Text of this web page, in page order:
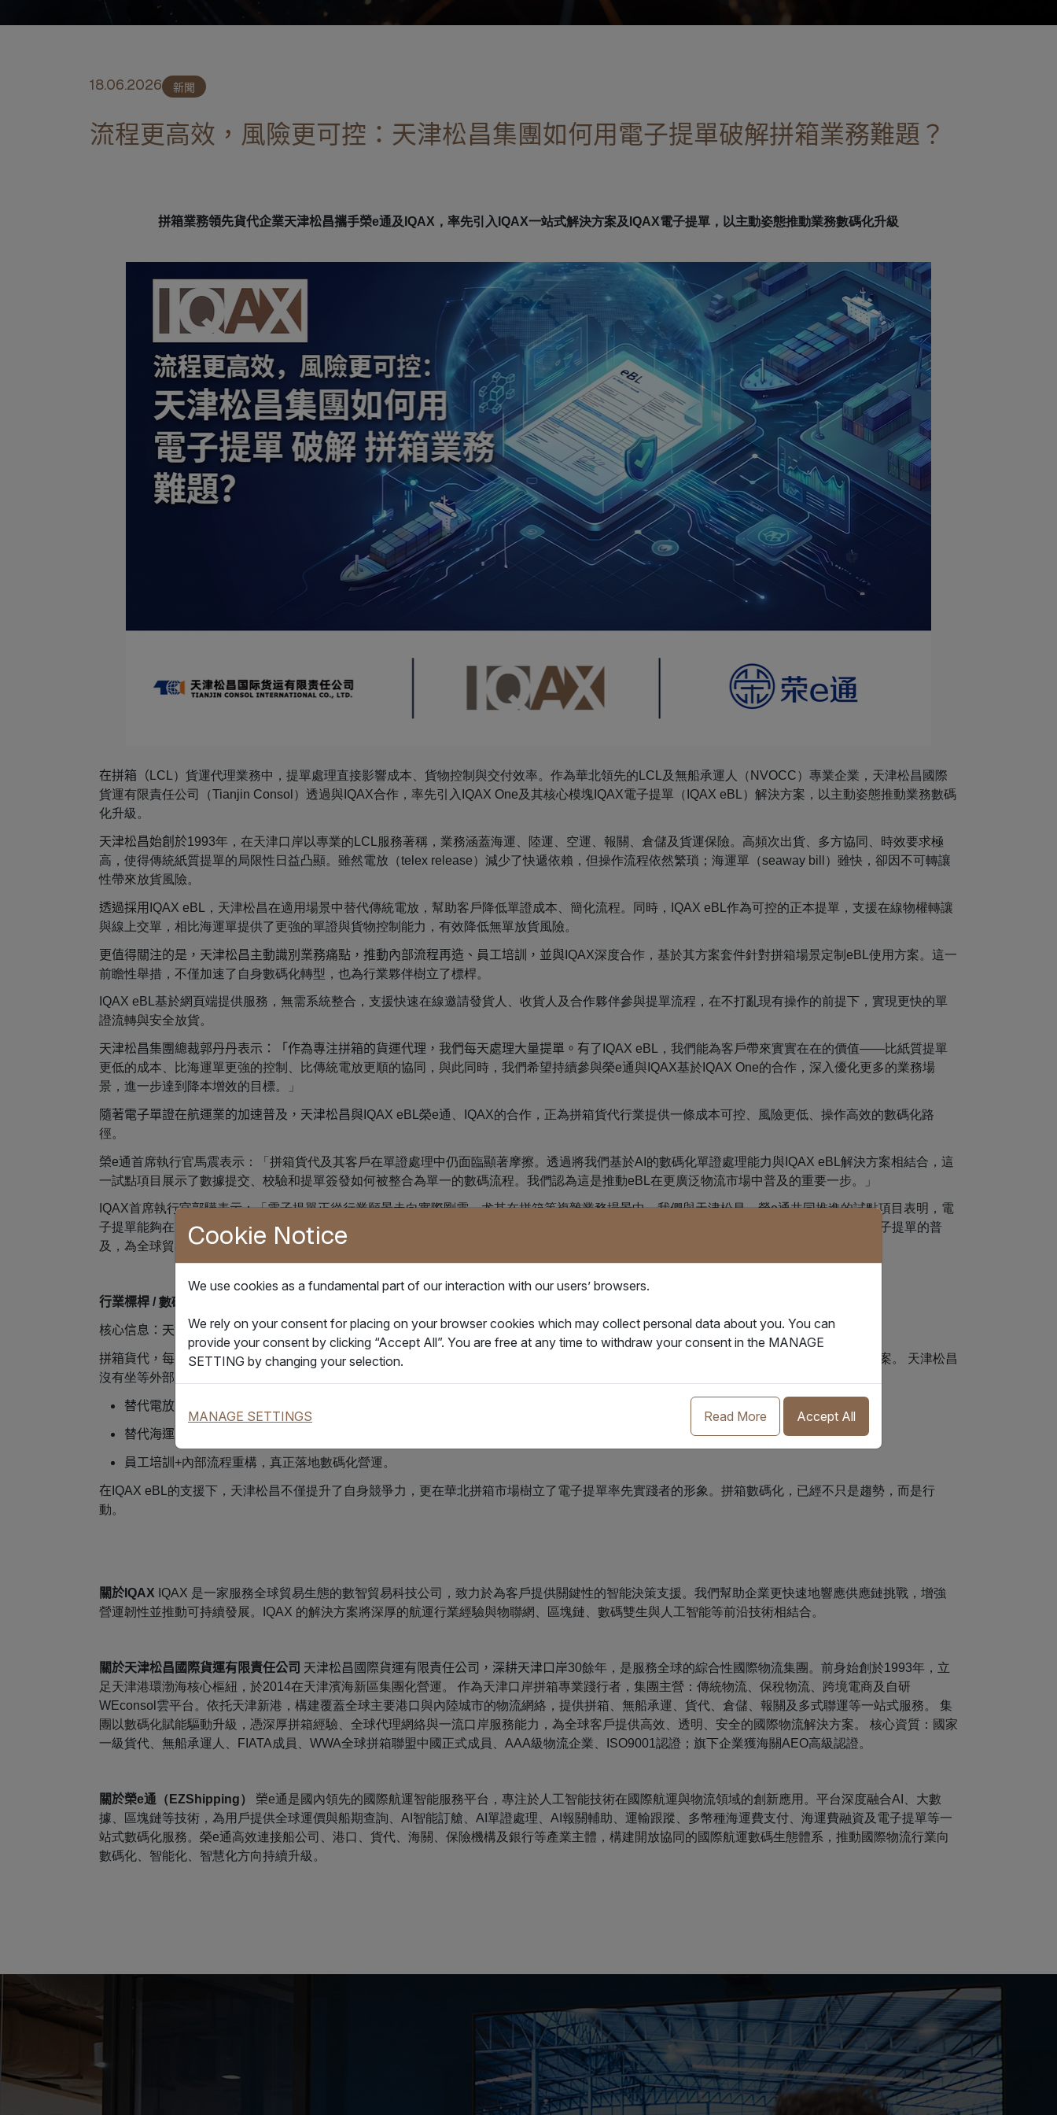
18.06.2026 新聞
流程更高效，風險更可控：天津松昌集團如何用電子提單破解拼箱業務難題？
拼箱業務領先貨代企業天津松昌攜手榮e通及IQAX，率先引入IQAX一站式解決方案及IQAX電子提單，以主動姿態推動業務數碼化升級
在拼箱（ LCL）貨運代理業務中，提單處理直接影響成本、貨物控制與交付效率。作為華北領先的LCL及無船承運人（NVOCC）專業企業，天津松昌國際
貨運有限責任公司（Tianjin Consol）透過與IQAX合作，率先引入IQAX One及其核心模塊IQAX電子提單（IQAX eBL）解決方案，以主動姿態推動業務數碼
化升級。
天津松昌始創於1993年，在天津口岸以專業的LCL服務著稱，業務涵蓋海運、陸運、空運、報關、倉儲及貨運保險。高頻次出貨、多方協同、時效要求極
高，使得傳統紙質提單的局限性日益凸顯。雖然電放（telex release）減少了快遞依賴，但操作流程依然繁瑣；海運單（seaway bill）雖快，卻因不可轉讓
性帶來放貨風險。
透過採用 IQAX eBL，天津松昌在適用場景中替代傳統電放，幫助客戶降低單證成本、簡化流程。同時，IQAX eBL作為可控的正本提單，支援在線物權轉讓
與線上交單，相比海運單提供了更強的單證與貨物控制能力，有效降低無單放貨風險。
更值得關注的是，天津松昌主動識別業務痛點，推動內部流程再造、員工培訓，並與 IQAX深度合作，基於其方案套件針對拼箱場景定制eBL使用方案。這一
前瞻性舉措，不僅加速了自身數碼化轉型，也為行業夥伴樹立了標桿。
IQAX eBL基於網頁端提供服務，無需系統整合，支援快速在線邀請發貨人、收貨人及合作夥伴參與提單流程，在不打亂現有操作的前提下，實現更快的單
證流轉與安全放貨。
天津松昌集團總裁郭丹丹表示：「作為專注拼箱的貨運代理，我們每天處理大量提單。有了 IQAX eBL，我們能為客戶帶來實實在在的價值——比紙質提單
更低的成本、比海運單更強的控制、比傳統電放更順的協同，與此同時，我們希望持續參與榮e通與IQAX基於IQAX One的合作，深入優化更多的業務場
景，進一步達到降本增效的目標。」
隨著電子單證在航運業的加速普及，天津松昌與 IQAX eBL榮e通、IQAX的合作，正為拼箱貨代行業提供一條成本可控、風險更低、操作高效的數碼化路
徑。
榮e通首席執行官馬震表示：「拼箱貨代及其客戶在單證處理中仍面臨顯著摩擦。透過將我們基於AI的數碼化單證處理能力與IQAX eBL解決方案相結合，這
一試點項目展示了數據提交、校驗和提單簽發如何被整合為單一的數碼流程。我們認為這是推動eBL在更廣泛物流市場中普及的重要一步。」
IQAX首席執行官郭驊表示：「電子提單正從行業願景走向實際剛需，尤其在拼箱等複雜業務場景中。我們與天津松昌、榮e通共同推進的試點項目表明，電
子提單能夠在高頻、多參與方的環境中同時提升效率與可控性。透過將電子提單融入工作流並採用靈活、低成本的商業模型，我們正在加速電子提單的普
及，為全球貿易構建持久的數碼化基礎。」
行業標桿 / 數碼化轉型導向 —— 「主動破局，引領拼箱數碼化」
核心信息：天津松昌為什麼不等待，而是主動採用eBL。 小標題：不等客戶催、不怕業務繁：天津松昌如何用IQAX eBL再造拼箱單證流程
拼箱貨代，每天都像在「處理紙堆」。高頻次、多角色、緊時效
——傳統電放和海運單各有利弊，但始終沒有真正兼顧成本、安全、效率的方案。 天津松昌
沒有坐等外部壓力，而是主動聯合IQAX，基於IQAX One，針對LCL場景定制電子提單方案：
替代電放，簡化流程、降低操作成本；
替代海運單，實現可控的正本提單功能；
員工培訓 +內部流程重構，真正落地數碼化營運。
在 IQAX eBL的支援下，天津松昌不僅提升了自身競爭力，更在華北拼箱市場樹立了電子提單率先實踐者的形象。拼箱數碼化，已經不只是趨勢，而是行
動。
關於 IQAX IQAX 是一家服務全球貿易生態的數智貿易科技公司，致力於為客戶提供關鍵性的智能決策支援。我們幫助企業更快速地響應供應鏈挑戰，增強
營運韌性並推動可持續發展。IQAX 的解決方案將深厚的航運行業經驗與物聯網、區塊鏈、數碼雙生與人工智能等前沿技術相結合。
關於天津松昌國際貨運有限責任公司 天津松昌國際貨運有限責任公司，深耕天津口岸30餘年，是服務全球的綜合性國際物流集團。前身始創於1993年，立
足天津港環渤海核心樞紐，於2014在天津濱海新區集團化營運。 作為天津口岸拼箱專業踐行者，集團主營：傳統物流、保稅物流、跨境電商及自研
WEconsol雲平台。依托天津新港，構建覆蓋全球主要港口與內陸城市的物流網絡，提供拼箱、無船承運、貨代、倉儲、報關及多式聯運等一站式服務。 集
團以數碼化賦能驅動升級，憑深厚拼箱經驗、全球代理網絡與一流口岸服務能力，為全球客戶提供高效、透明、安全的國際物流解決方案。 核心資質：國家
一級貨代、無船承運人、FIATA成員、WWA全球拼箱聯盟中國正式成員、AAA級物流企業、ISO9001認證；旗下企業獲海關AEO高級認證。
關於榮e通（EZShipping） 榮e通是國內領先的國際航運智能服務平台，專注於人工智能技術在國際航運與物流領域的創新應用。平台深度融合AI、大數
據、區塊鏈等技術，為用戶提供全球運價與船期查詢、AI智能訂艙、AI單證處理、AI報關輔助、運輸跟蹤、多幣種海運費支付、海運費融資及電子提單等一
站式數碼化服務。榮e通高效連接船公司、港口、貨代、海關、保險機構及銀行等產業主體，構建開放協同的國際航運數碼生態體系，推動國際物流行業向
數碼化、智能化、智慧化方向持續升級。
Cookie Notice
We use cookies as a fundamental part of our interaction with our users’ browsers.
We rely on your consent for placing on your browser cookies which may collect personal data about you. You can
provide your consent by clicking “Accept All”. You are free at any time to withdraw your consent in the MANAGE
SETTING by changing your selection.
MANAGE SETTINGS Read More Accept All